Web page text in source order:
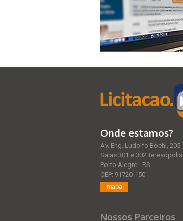
Onde estamos?
Av. Eng. Ludolfo Boehl, 205
Salas 301 e 302 Teresópolis
Porto Alegre - RS
CEP: 91720-150
mapa
Nossos Parceiros